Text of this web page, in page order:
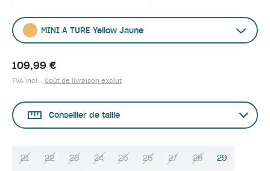
MINI A TURE Yellow Jaune
109,99 €
TVA incl. , Coût de livraison exclut
Conseiller de taille
21 22 23 24 25 26 27 28 29